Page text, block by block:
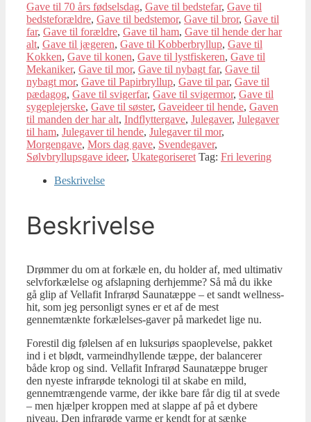
Gave til 70 års fødselsdag, Gave til bedstefar, Gave til
bedsteforældre, Gave til bedstemor, Gave til bror, Gave til
far, Gave til forældre, Gave til ham, Gave til hende der har
alt, Gave til jægeren, Gave til Kobberbryllup, Gave til
Kokken, Gave til konen, Gave til lystfiskeren, Gave til
Mekaniker, Gave til mor, Gave til nybagt far, Gave til
nybagt mor, Gave til Papirbryllup, Gave til par, Gave til
pædagog, Gave til svigerfar, Gave til svigermor, Gave til
sygeplejerske, Gave til søster, Gaveideer til hende, Gaven
til manden der har alt, Indflyttergave, Julegaver, Julegaver
til ham, Julegaver til hende, Julegaver til mor,
Morgengave, Mors dag gave, Svendegaver,
Sølvbryllupsgave ideer, Ukategoriseret Tag: Fri levering
Beskrivelse
Beskrivelse
Drømmer du om at forkæle en, du holder af, med ultimativ
selvforkælelse og afslapning derhjemme? Så må du ikke
gå glip af Vellafit Infrarød Saunatæppe – et sandt wellness-
hit, som jeg personligt synes er et af de mest
gennemtænkte forkælelses-gaver på markedet lige nu.
Forestil dig følelsen af en luksuriøs spaoplevelse, pakket
ind i et blødt, varmeindhyllende tæppe, der balancerer
både krop og sind. Vellafit Infrarød Saunatæppe bruger
den nyeste infrarøde teknologi til at skabe en mild,
gennemtrængende varme, der ikke bare får dig til at svede
– men hjælper kroppen med at slappe af på et dybere
niveau. Den infrarøde varme er kendt for at sænke